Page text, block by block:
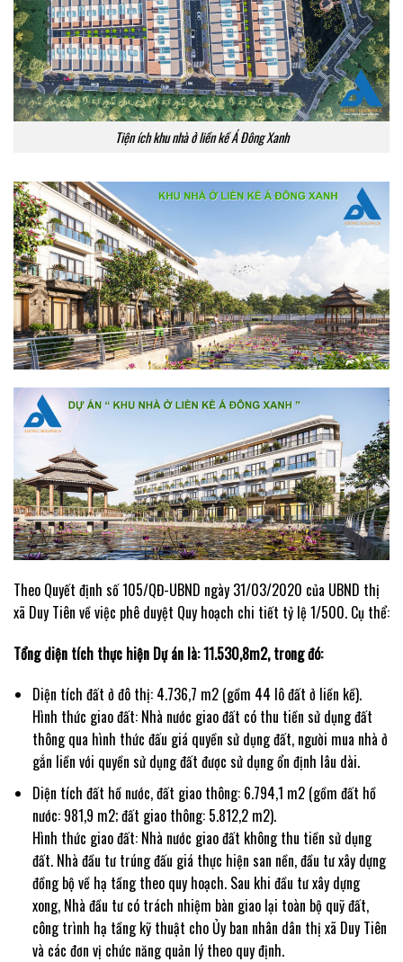
Tiện ích khu nhà ở liền kề Á Đông Xanh
Theo Quyết định số 105/QĐ-UBND ngày 31/03/2020 của UBND thị
xã Duy Tiên về việc phê duyệt Quy hoạch chi tiết tỷ lệ 1/500. Cụ thể:
Tổng diện tích thực hiện Dự án là: 11.530,8m2, trong đó:
Diện tích đất ở đô thị: 4.736,7 m2 (gồm 44 lô đất ở liền kề).
Hình thức giao đất: Nhà nước giao đất có thu tiền sử dụng đất
thông qua hình thức đấu giá quyền sử dụng đất, người mua nhà ở
gắn liền với quyền sử dụng đất được sử dụng ổn định lâu dài.
Diện tích đất hồ nước, đất giao thông: 6.794,1 m2 (gồm đất hồ
nước: 981,9 m2; đất giao thông: 5.812,2 m2).
Hình thức giao đất: Nhà nước giao đất không thu tiền sử dụng
đất. Nhà đầu tư trúng đấu giá thực hiện san nền, đầu tư xây dựng
đồng bộ về hạ tầng theo quy hoạch. Sau khi đầu tư xây dựng
xong, Nhà đầu tư có trách nhiệm bàn giao lại toàn bộ quỹ đất,
công trình hạ tầng kỹ thuật cho Ủy ban nhân dân thị xã Duy Tiên
và các đơn vị chức năng quản lý theo quy định.